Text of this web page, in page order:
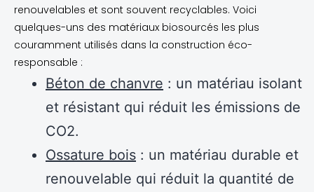
renouvelables et sont souvent recyclables. Voici
quelques-uns des matériaux biosourcés les plus
couramment utilisés dans la construction éco-
responsable :
Béton de chanvre : un matériau isolant
et résistant qui réduit les émissions de
CO2.
Ossature bois : un matériau durable et
renouvelable qui réduit la quantité de